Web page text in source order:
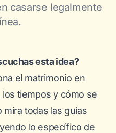
casarse legalmente
esta idea?
el matrimonio en
tiempos y cómo se
miratodas las guías
lo específico de